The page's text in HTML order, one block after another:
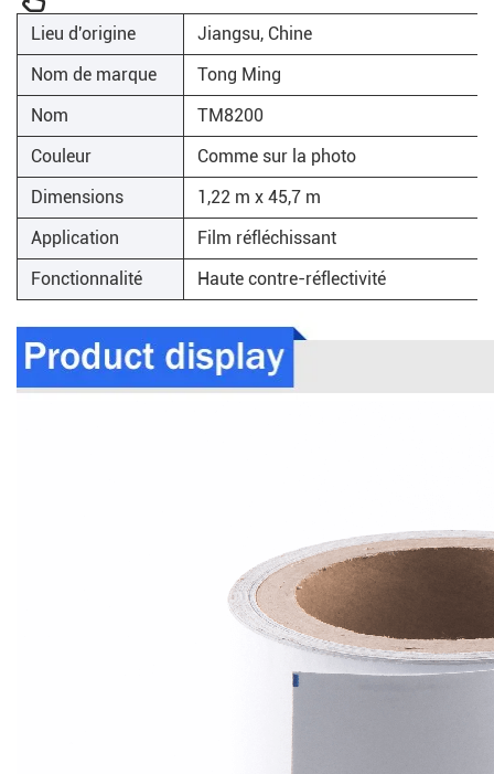
Lieu d'origine
Jiangsu, Chine
Nom de marque
Tong Ming
Nom
TM8200
Couleur
Comme sur la photo
Dimensions
1,22 m x 45,7 m
Application
Film réfléchissant
Fonctionnalité
Haute contre-réflectivité